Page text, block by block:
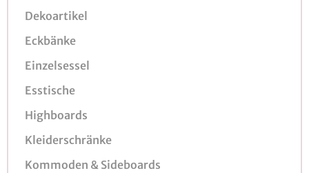
Dekoartikel
Eckbänke
Einzelsessel
Esstische
Highboards
Kleiderschränke
Kommoden & Sideboards